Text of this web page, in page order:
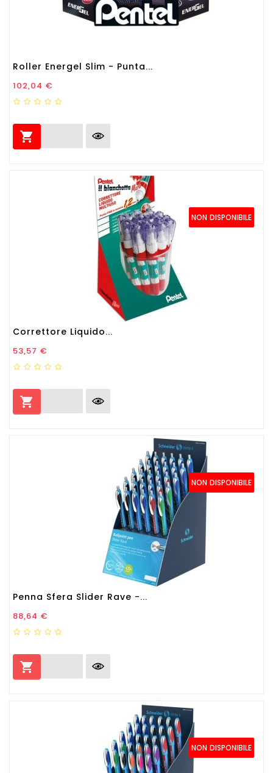
Roller Energel Slim - Punta...
Prezzo
102,04 €

NON DISPONIBILE
Correttore Liquido...
Prezzo
53,57 €

NON DISPONIBILE
Penna Sfera Slider Rave -...
Prezzo
88,64 €

NON DISPONIBILE